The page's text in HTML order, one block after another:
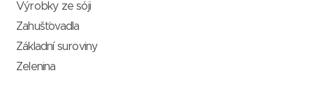
Výrobky ze sóji
Zahušťovadla
Základní suroviny
Zelenina